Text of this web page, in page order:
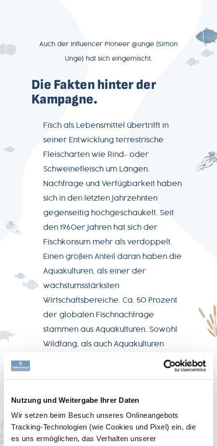
Nutzung und Weitergabe Ihrer Daten
Wir setzen beim Besuch unseres Onlineangebots
Tracking-Technologien (wie Cookies und Pixel) ein, die
es uns ermöglichen, das Verhalten unserer
Auch der Influencer Pioneer @unge (Simon
Unge) hat sich eingemischt.
Die Fakten hinter der
Kampagne.
Fisch als Lebensmittel übertrifft in
seiner Entwicklung terrestrische
Fleischarten wie Rind- oder
Schweinefleisch um Längen.
Nachfrage und Verfügbarkeit haben
sich in den letzten Jahrzehnten
gegenseitig hochgeschaukelt. Seit
den 1960er Jahren hat sich der
Fischkonsum mehr als verdoppelt.
Einen großen Anteil daran haben die
Aquakulturen, als einer der
wachstumsstärksten
Wirtschaftsbereiche. Ca. 50 Prozent
der globalen Fischnachfrage
stammen aus Aquakulturen. Sowohl
Wildfang, als auch Aquakulturen
angestiegen. Auch die damit
einhergehenden fatalen Folgen für